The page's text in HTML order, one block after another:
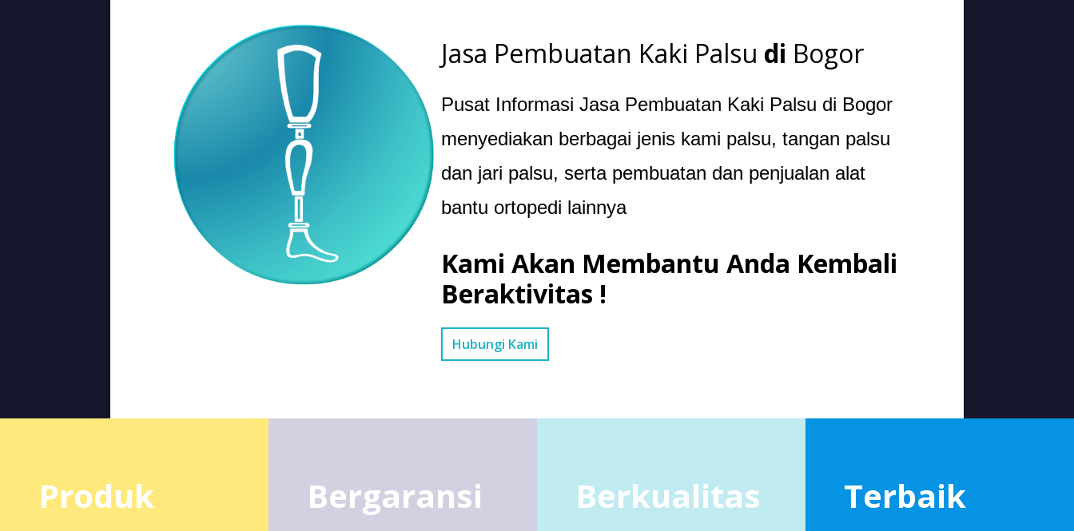
Jasa Pembuatan Kaki Palsu di Bogor
Pusat Informasi Jasa Pembuatan Kaki Palsu di Bogor
menyediakan berbagai jenis kami palsu, tangan palsu
dan jari palsu, serta pembuatan dan penjualan alat
bantu ortopedi lainnya
Kami Akan Membantu Anda Kembali
Beraktivitas !
Hubungi Kami
Produk Bergaransi Berkualitas Terbaik